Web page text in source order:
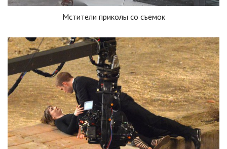
Мстители приколы со съемок